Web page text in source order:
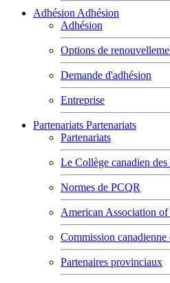
Adhésion Adhésion
Adhésion
Options de
Demande d'adhésion
Entreprise
Partenariats Partenariats
Partenariats
Le Collège canadien
Normes de PCQR
American Association
Commission canadienne
Partenaires provinciaux